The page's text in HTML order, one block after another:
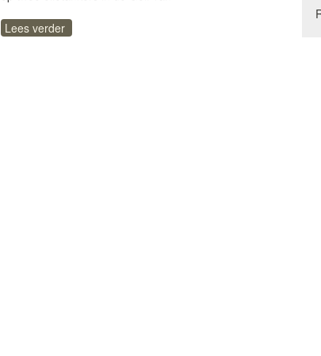
Lees verder